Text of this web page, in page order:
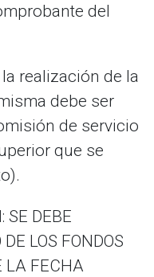
del
realización de la
debe ser
de servicio
que se
SE DEBE
LOS FONDOS
LA FECHA